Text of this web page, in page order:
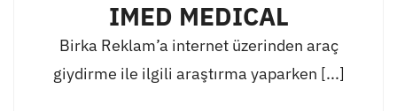
IMED MEDICAL
Birka Reklam’a internet üzerinden araç
giydirme ile ilgili araştırma yaparken [...]